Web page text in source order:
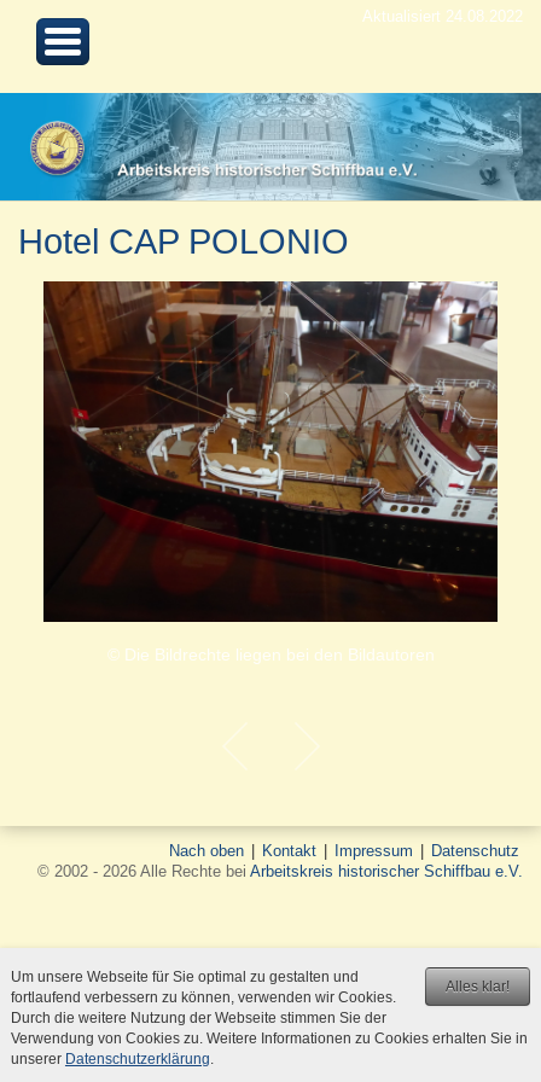
Aktualisiert 24.08.2022
Hotel CAP POLONIO
© Die Bildrechte liegen bei den Bildautoren
Nach oben Kontakt Impressum
Datenschutz
© 2002 - 2026 Alle Rechte bei Arbeitskreis historischer Schiffbau e.V.
Alles klar!
Um unsere Webseite für Sie optimal zu gestalten und
fortlaufend verbessern zu können, verwenden wir Cookies.
Durch die weitere Nutzung der Webseite stimmen Sie der
Verwendung von Cookies zu. Weitere Informationen zu Cookies erhalten Sie in
unserer Datenschutzerklärung